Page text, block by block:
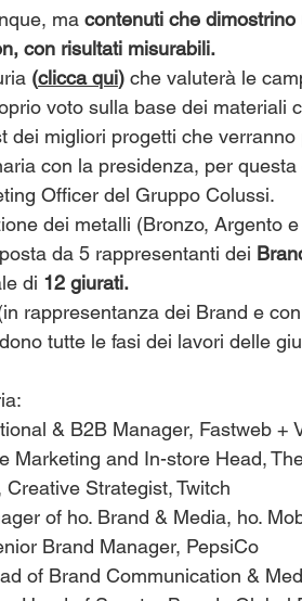
ma contenuti che
con risultati misurabili.
(clicca qui) che valuterà le
voto sulla base dei materiali
dei migliori progetti che
con la presidenza, per questa
Officer del Gruppo Colussi.
dei metalli (Bronzo, Argento
da 5 rappresentanti dei
di 12 giurati.
rappresentanza dei Brand e
tutte le fasi dei lavori delle
& B2B Manager, Fastweb +
Marketing and In-store Head,
Creative Strategist, Twitch
of ho. Brand & Media, ho.
Brand Manager, PepsiCo
of Brand Communication &